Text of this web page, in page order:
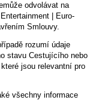
odvolávat na
| Euro-
Smlouvy.
rozumí údaje
stavu Cestujícího nebo
jsou relevantní pro
všechny informace